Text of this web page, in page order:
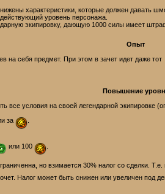
характеристики, которые должен давать
уровень персонажа.
экипировку, дающую 1000 силы имеет
Опыт
на себя предмет. При этом в зачет идет даже тот
Повышение
все условия на своей легендарной экипировке
за
или 100
но взимается 30% налог со сделки. Т.е.
Налог может быть снижен или увеличен под